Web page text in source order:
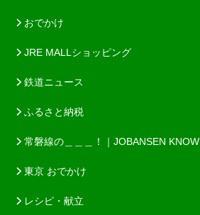
おでかけ
JRE MALLショッピング
鉄道ニュース
ふるさと納税
常磐線の＿＿＿！｜JOBANSEN KNOW
東京 おでかけ
レシピ・献立